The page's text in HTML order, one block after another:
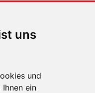
uns
und
ein